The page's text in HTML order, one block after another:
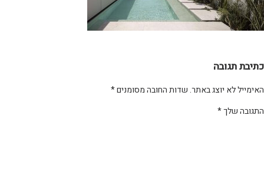
תגובה
לא יוצג באתר.שדות החובה מסומנים*
שלך*